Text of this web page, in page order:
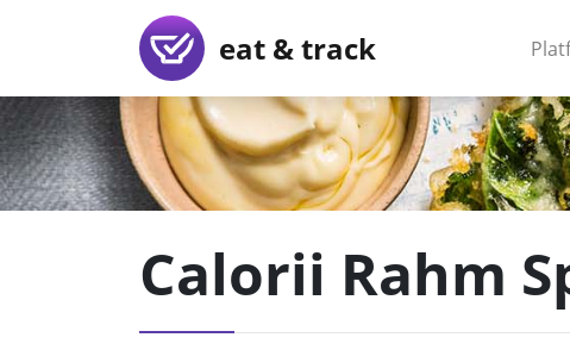
eat & track
Calorii Rahm